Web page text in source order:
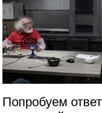
Попробуем